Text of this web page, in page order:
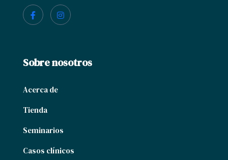
Sobre nosotros
Acerca de
Tienda
Seminarios
Casos clínicos